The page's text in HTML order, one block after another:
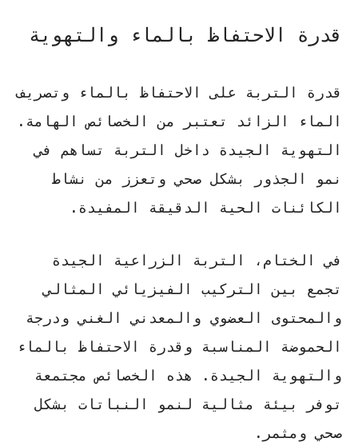
قدرة الاحتفاظ بالماء والتهوية
قدرة التربة على الاحتفاظ بالماء وتصريف
الماء الزائد تعتبر من الخصائص الهامة.
التهوية الجيدة داخل التربة تساهم في
نمو الجذور بشكل صحي وتعزز من نشاط
الكائنات الحية الدقيقة المفيدة.
في الختام، التربة الزراعية الجيدة
تجمع بين التركيب الفيزيائي المثالي
والمحتوى العضوي والمعدني الغني ودرجة
الحموضة المناسبة وقدرة الاحتفاظ بالماء
والتهوية الجيدة. هذه الخصائص مجتمعة
توفر بيئة مثالية لنمو النباتات بشكل
صحي ومثمر.